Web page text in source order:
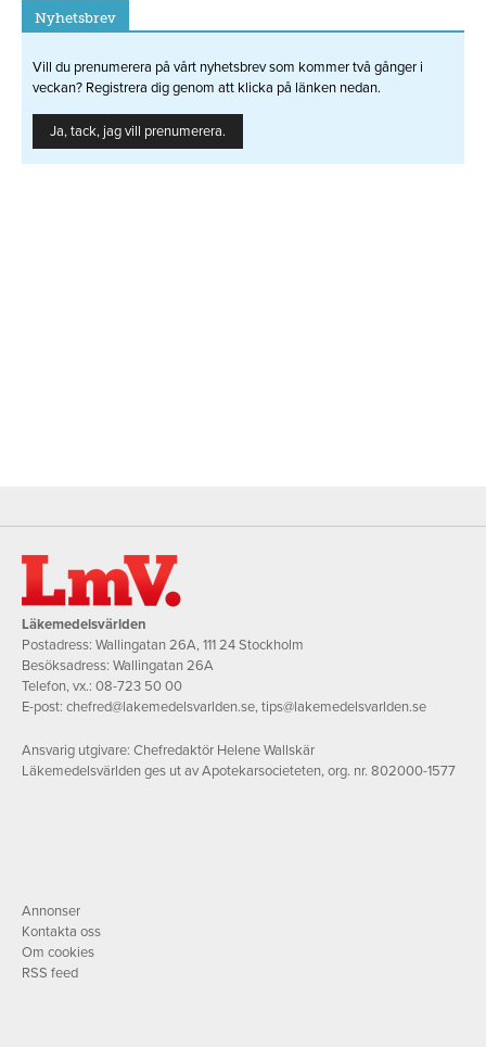
Nyhetsbrev
Vill du prenumerera på vårt nyhetsbrev som kommer två gånger i
veckan? Registrera dig genom att klicka på länken nedan.
Ja, tack, jag vill prenumerera.
Läkemedelsvärlden
Postadress: Wallingatan 26A, 111 24 Stockholm
Besöksadress: Wallingatan 26A
Telefon, vx.: 08-723 50 00
E-post: chefred@lakemedelsvarlden.se,tips@lakemedelsvarlden.se
Ansvarig utgivare: Chefredaktör Helene Wallskär
Läkemedelsvärlden ges ut av Apotekarsocieteten, org. nr. 802000-1577
Annonser
Kontakta oss
Om cookies
RSS feed